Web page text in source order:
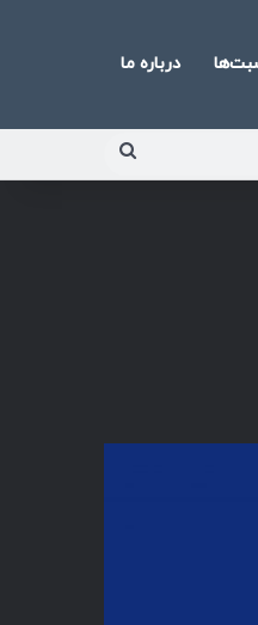
درباره ما